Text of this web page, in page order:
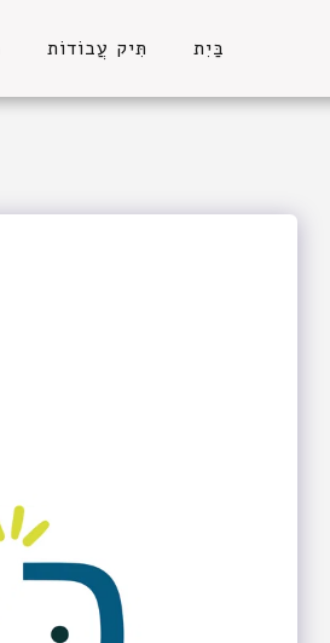
בַּיִת תִּיק עֲבוֹדוֹת